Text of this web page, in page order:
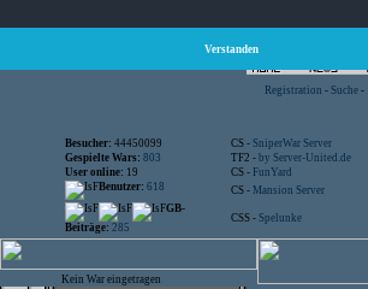
Verstanden
Registration - Suche -
Besucher: 44450099 CS - SniperWar Server
Gespielte Wars: 803 TF2 - by Server-United.de
User online: 19 CS - FunYard
Benutzer: 618 CS - Mansion Server
GB-
Beiträge: 285
CSS - Spelunke
Kein War eingetragen